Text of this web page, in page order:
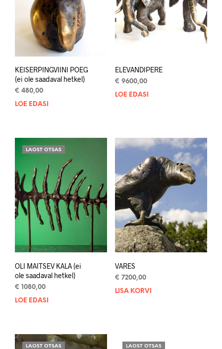
KEISERPINGVIINI POEG
(ei ole saadaval hetkel)
€ 480,00
LOE EDASI
ELEVANDIPERE
€ 9600,00
LOE EDASI
LAOST OTSAS
OLI MAITSEV KALA (ei
ole saadaval hetkel)
€ 1080,00
LOE EDASI
VARES
€ 7200,00
LISA KORVI
LAOST OTSAS LAOST OTSAS